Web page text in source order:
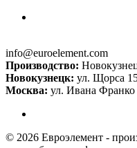
info@euroelement.com
Производство:
Новокузнецк: ул. Щорса
Москва: ул. Ивана Франко
© 2026 Евроэлемент -